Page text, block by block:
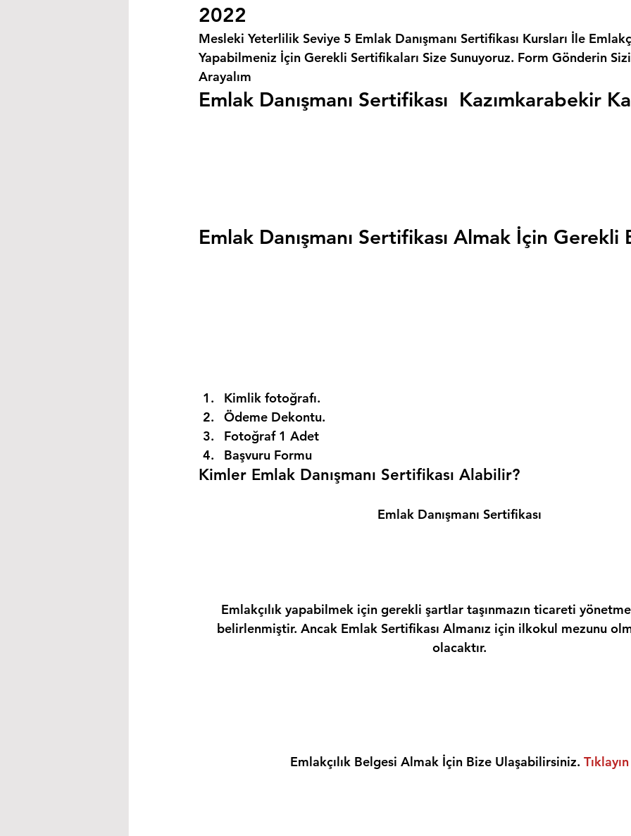
2022
Mesleki Yeterlilik Seviye 5 Emlak Danışmanı Sertifikası Kursları İle
Yapabilmeniz İçin Gerekli Sertifikaları Size Sunuyoruz. Form Gönderin
Arayalım
Emlak Danışmanı Sertifikası  Kazımkarabekir
Emlak Danışmanı Sertifikası Almak İçin Gerekli
Kimlik fotoğrafı.
Ödeme Dekontu.
Fotoğraf 1 Adet
Başvuru Formu
Kimler Emlak Danışmanı Sertifikası Alabilir?
Emlak Danışmanı Sertifikası
Emlakçılık yapabilmek için gerekli şartlar taşınmazın ticareti
belirlenmiştir. Ancak Emlak Sertifikası Almanız için ilkokul mezunu
olacaktır.
Emlakçılık Belgesi Almak İçin Bize Ulaşabilirsiniz. Tıklayın